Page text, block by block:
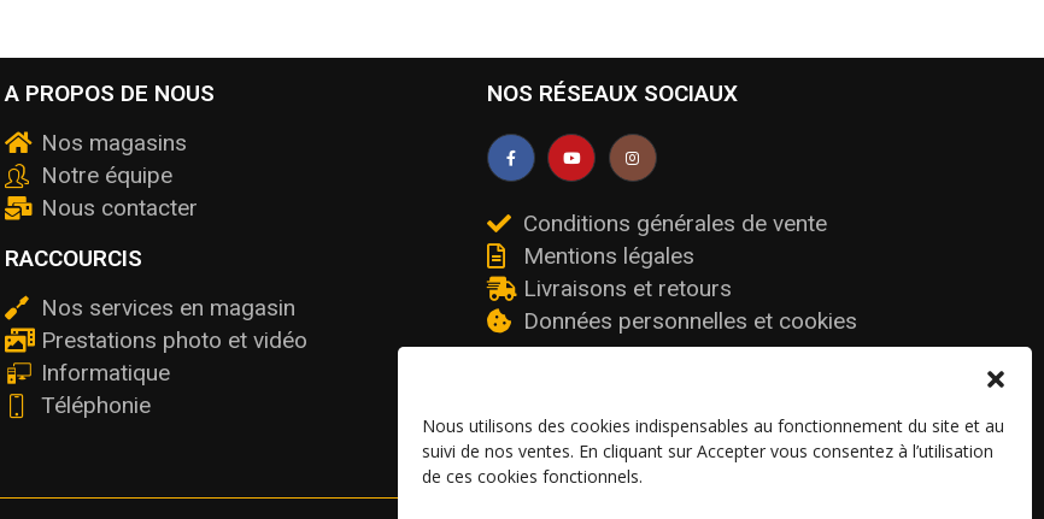
Nous utilisons des cookies indispensables au fonctionnement du site et au
suivi de nos ventes. En cliquant sur Accepter vous consentez à l’utilisation
de ces cookies fonctionnels.
A PROPOS DE NOUS
Nos magasins
Notre équipe
Nous contacter
RACCOURCIS
Nos services en magasin
Prestations photo et vidéo
Informatique
Téléphonie
NOS RÉSEAUX SOCIAUX
Conditions générales de vente
Mentions légales
Livraisons et retours
Données personnelles et cookies